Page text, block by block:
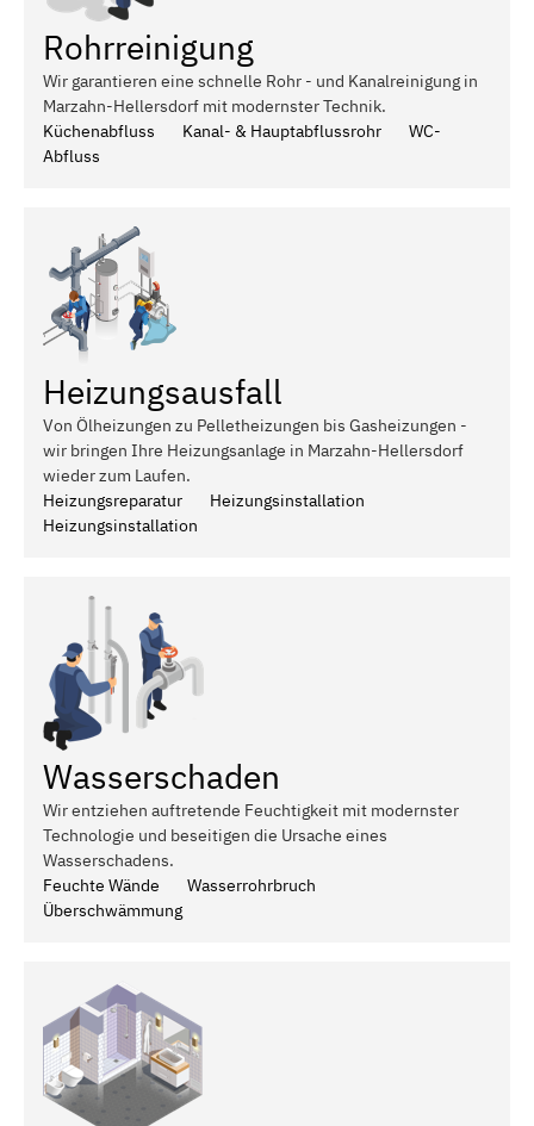
Rohrreinigung
Wir garantieren eine schnelle Rohr - und Kanalreinigung in
Marzahn-Hellersdorf mit modernster Technik.
Küchenabfluss
Kanal- & Hauptabflussrohr
WC-
Abfluss
Heizungsausfall
Von Ölheizungen zu Pelletheizungen bis Gasheizungen -
wir bringen Ihre Heizungsanlage in Marzahn-Hellersdorf
wieder zum Laufen.
Heizungsreparatur
Heizungsinstallation
Heizungsinstallation
Wasserschaden
Wir entziehen auftretende Feuchtigkeit mit modernster
Technologie und beseitigen die Ursache eines
Wasserschadens.
Feuchte Wände
Wasserrohrbruch
Überschwämmung